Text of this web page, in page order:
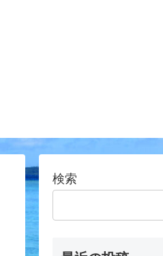
検索